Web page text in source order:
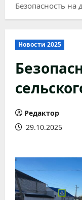
Безопасность на
Новости 2025
Редактор
29.10.2025